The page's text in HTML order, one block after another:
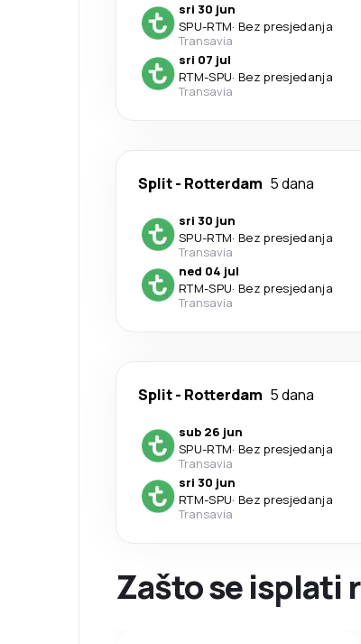
sri 30 jun
SPU-RTM· Bez presjedanja
Transavia
sri 07 jul
RTM-SPU· Bez presjedanja
Transavia
Split- Rotterdam 5 dana
sri 30 jun
SPU-RTM· Bez presjedanja
Transavia
ned 04 jul
RTM-SPU· Bez presjedanja
Transavia
Split- Rotterdam 5 dana
sub 26 jun
SPU-RTM· Bez presjedanja
Transavia
sri 30 jun
RTM-SPU· Bez presjedanja
Transavia
Zašto se isplati